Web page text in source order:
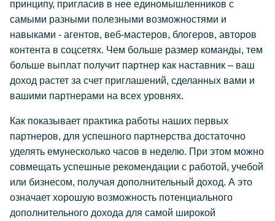
принципу, пригласив в нее единомышленников с
самыми разными полезными возможностями и
навыками - агентов, веб-мастеров, блогеров, авторов
контента в соцсетях. Чем больше размер команды, тем
больше выплат получит партнер как наставник – ваш
доход растет за счет приглашений, сделанных вами и
вашими партнерами на всех уровнях.
Как показывает практика работы наших первых
партнеров, для успешного партнерства достаточно
уделять емунесколько часов в неделю. При этом можно
совмещать успешные рекомендации с работой, учебой
или бизнесом, получая дополнительный доход. А это
означает хорошую возможность потенциального
дополнительного дохода для самой широкой